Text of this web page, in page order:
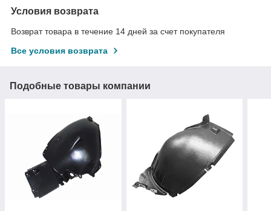
Условия возврата
Возврат товара в течение 14 дней за счет покупателя
Все условия возврата
Подобные товары компании